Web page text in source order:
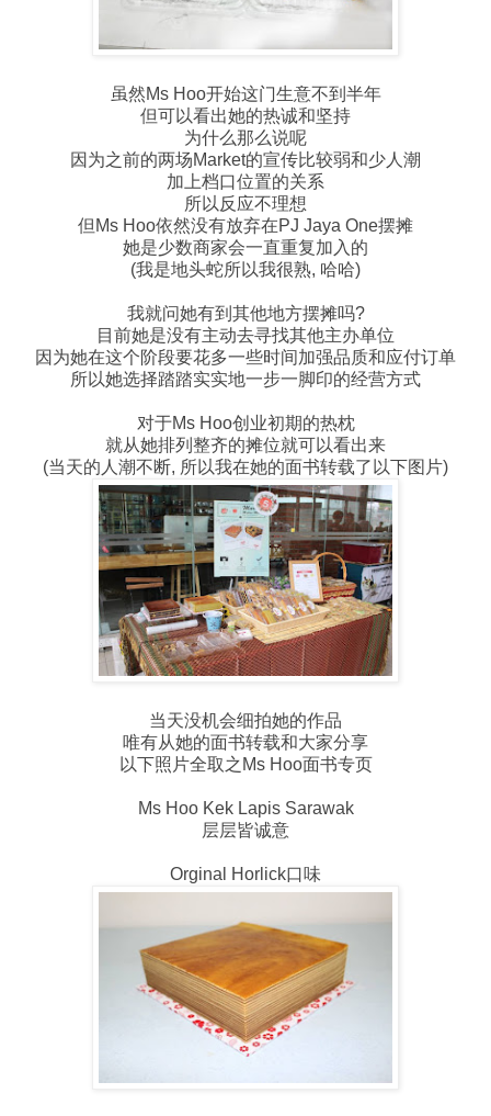
虽然Ms Hoo开始这门生意不到半年
但可以看出她的热诚和坚持
为什么那么说呢
因为之前的两场Market的宣传比较弱和少人潮
加上档口位置的关系
所以反应不理想
但Ms Hoo依然没有放弃在PJ Jaya One摆摊
她是少数商家会一直重复加入的
(我是地头蛇所以我很熟, 哈哈)
我就问她有到其他地方摆摊吗?
目前她是没有主动去寻找其他主办单位
因为她在这个阶段要花多一些时间加强品质和应付订单
所以她选择踏踏实实地一步一脚印的经营方式
对于Ms Hoo创业初期的热枕
就从她排列整齐的摊位就可以看出来
(当天的人潮不断, 所以我在她的面书转载了以下图片)
当天没机会细拍她的作品
唯有从她的面书转载和大家分享
以下照片全取之Ms Hoo面书专页
Ms Hoo Kek Lapis Sarawak
层层皆诚意
Orginal Horlick口味